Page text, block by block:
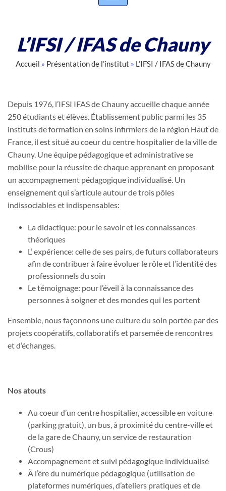
L’IFSI / IFAS de Chauny
Accueil » Présentation de l’institut » L’IFSI / IFAS de Chauny
Depuis 1976, l’IFSI IFAS de Chauny accueille chaque année
250 étudiants et élèves. Établissement public parmi les 35
instituts de formation en soins infirmiers de la région Haut de
France, il est situé au coeur du centre hospitalier de la ville de
Chauny. Une équipe pédagogique et administrative se
mobilise pour la réussite de chaque apprenant en proposant
un accompagnement pédagogique individualisé. Un
enseignement qui s’articule autour de trois pôles
indissociables et indispensables:
La didactique: pour le savoir et les connaissances
théoriques
L’ expérience: celle de ses pairs, de futurs collaborateurs
afin de contribuer à faire évoluer le rôle et l’identité des
professionnels du soin
Le témoignage: pour l’éveil à la connaissance des
personnes à soigner et des mondes qui les portent
Ensemble, nous façonnons une culture du soin portée par des
projets coopératifs, collaboratifs et parsemée de rencontres
et d’échanges.
Nos atouts
Au coeur d’un centre hospitalier, accessible en voiture
(parking gratuit), un bus, à proximité du centre-ville et
de la gare de Chauny, un service de restauration
(Crous)
Accompagnement et suivi pédagogique individualisé
À l’ère du numérique pédagogique (utilisation de
plateformes numériques, d’ateliers pratiques et de